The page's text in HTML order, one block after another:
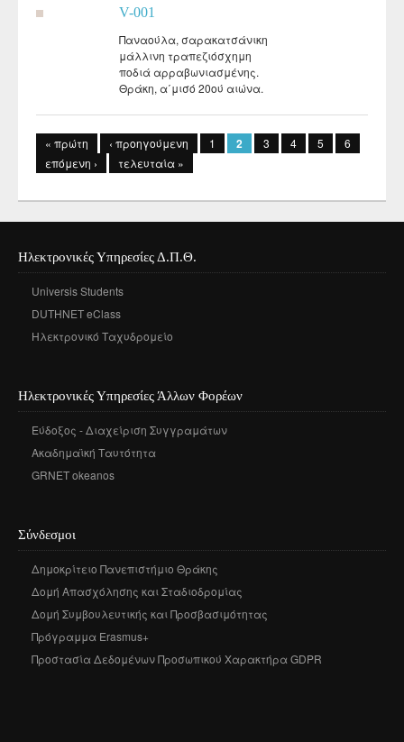
V-001
Παναούλα, σαρακατσάνικη
μάλλινη τραπεζιόσχημη
ποδιά αρραβωνιασμένης.
Θράκη, α΄μισό 20ού αιώνα.
« πρώτη ‹ προηγούμενη 1 2 3 4 5
6
επόμενη ›
τελευταία »
Ηλεκτρονικές Υπηρεσίες Δ.Π.Θ.
Universis Students
DUTHNET eClass
Ηλεκτρονικό Ταχυδρομείο
Ηλεκτρονικές Υπηρεσίες Άλλων Φορέων
Εύδοξος - Διαχείριση Συγγραμάτων
Ακαδημαϊκή Ταυτότητα
GRNET okeanos
Σύνδεσμοι
Δημοκρίτειο Πανεπιστήμιο Θράκης
Δομή Απασχόλησης και Σταδιοδρομίας
Δομή Συμβουλευτικής και Προσβασιμότητας
Πρόγραμμα Erasmus+
Προστασία Δεδομένων Προσωπικού Χαρακτήρα GDPR